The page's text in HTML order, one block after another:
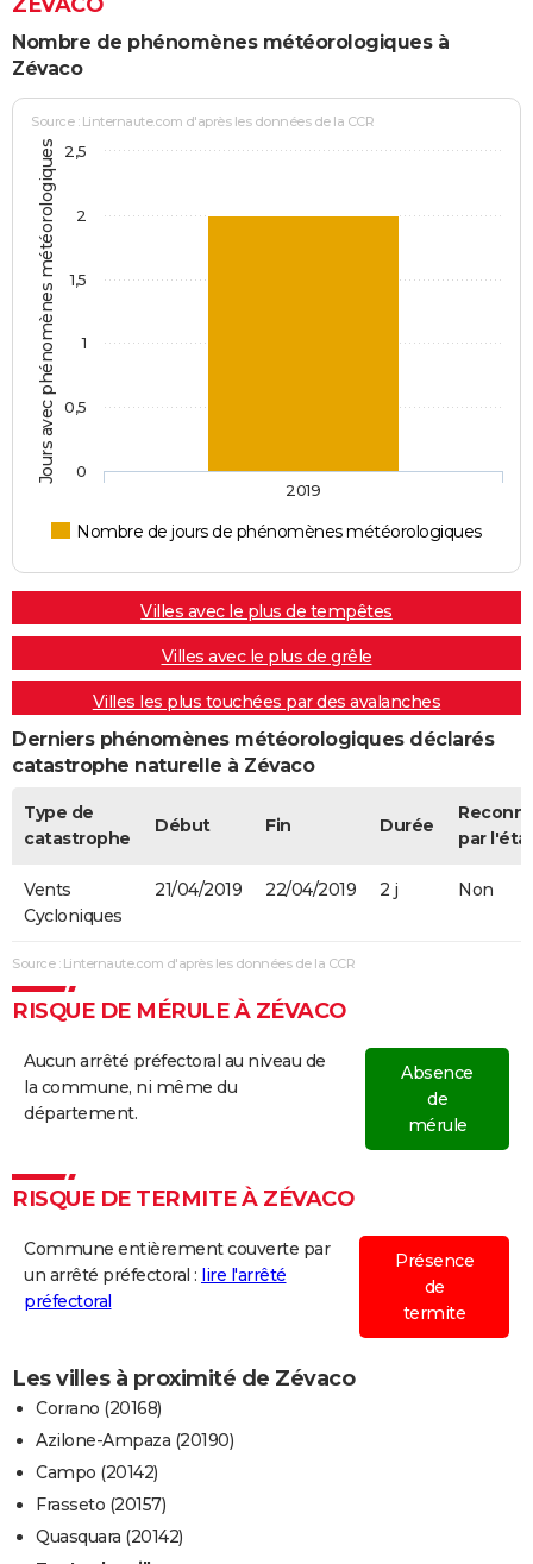
Nombre de phénomènes météorologiques à
Zévaco
Jours avec phénomènes météorologiques
Source : Linternaute.com d'après les données de la CCR
Nombre de jours de phénomènes météorologiques
2019
0
0,5
1
1,5
2
2,5
Villes avec le plus de tempêtes
Villes avec le plus de grêle
Villes les plus touchées par des avalanches
Derniers phénomènes météorologiques déclarés
catastrophe naturelle à Zévaco
Type de
catastrophe
Début Fin Durée
par
Vents
Cycloniques
21/04/2019 22/04/2019 2 j Non
Source : Linternaute.com d'après les données de la CCR
RISQUE DE MÉRULE À ZÉVACO
Aucun arrêté préfectoral au niveau de
la commune, ni même du
département.
Absence
de
mérule
RISQUE DE TERMITE À ZÉVACO
Commune entièrement couverte par
un arrêté préfectoral : lire l'arrêté
préfectoral
Présence
de
termite
Les villes à proximité de Zévaco
Corrano (20168)
Azilone-Ampaza (20190)
Campo (20142)
Frasseto (20157)
Quasquara (20142)